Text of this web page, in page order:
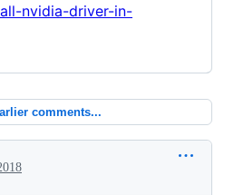
nvidia-driver-in-
comments...